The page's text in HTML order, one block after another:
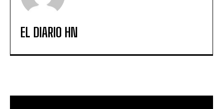
EL DIARIO HN